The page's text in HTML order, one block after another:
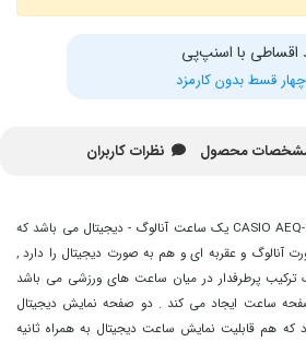
اقساطی با اسنپ‌پی
قسط بدون کارمزد
محصول نظرات کاربران
آنالوگ - دیجیتال می باشد که
آنالوگ و عقربه ای و هم به صورت دیجیتال را دارد ,
پرطرفدار در میان ساعت های ورزشی می باشد
ساعت ایجاد می کند . دو صفحه نمایش دیجیتال
هم قابلیت نمایش ساعت دیجیتال به همراه ثانیه